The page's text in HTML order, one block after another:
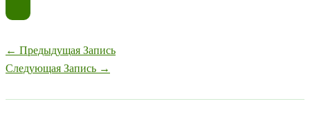
← Предыдущая Запись
Следующая Запись →